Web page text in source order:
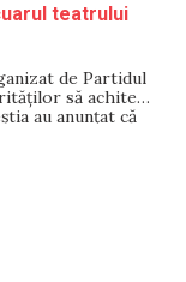
teatrului
de Partidul
să achite
au anunțat că
însă
Teatrului